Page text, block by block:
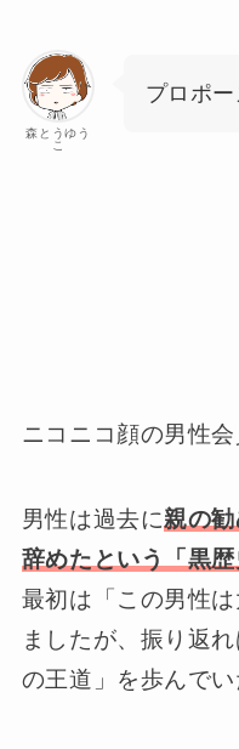
森とうゆう
こ
プロポ
ニコニコ顔の男性会
男性は過去に親の
辞めたという「黒
最初は「この男性
ましたが、振り返
の王道」を歩んでい